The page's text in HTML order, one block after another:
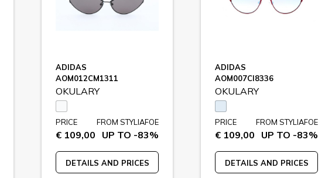
ADIDAS
AOM012CM1311
OKULARY
PRICE
€ 109,00
FROM STYLIAFOE
UP TO -83%
DETAILS AND PRICES
ADIDAS
AOM007CI8336
OKULARY
PRICE
€ 109,00
FROM STYLIAFOE
UP TO -83%
DETAILS AND PRICES